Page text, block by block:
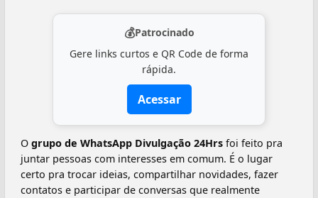
💰Patrocinado
Gere links curtos e QR Code de forma
rápida.
Acessar
O grupo de WhatsApp Divulgação 24Hrs foi feito pra
juntar pessoas com interesses em comum. É o lugar
certo pra trocar ideias, compartilhar novidades, fazer
contatos e participar de conversas que realmente